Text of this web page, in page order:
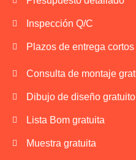
Inspección Q/C
Plazos de entrega cortos
Consulta de montaje
Dibujo de diseño gratuito
Lista Bom gratuita
Muestra gratuita